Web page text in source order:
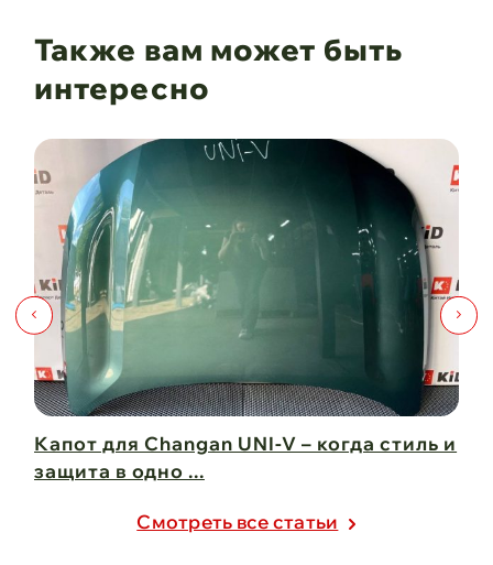
Также вам может быть
интересно
Капот для Changan UNI-V – когда стиль и
защита в одно ...
Cмотреть все статьи